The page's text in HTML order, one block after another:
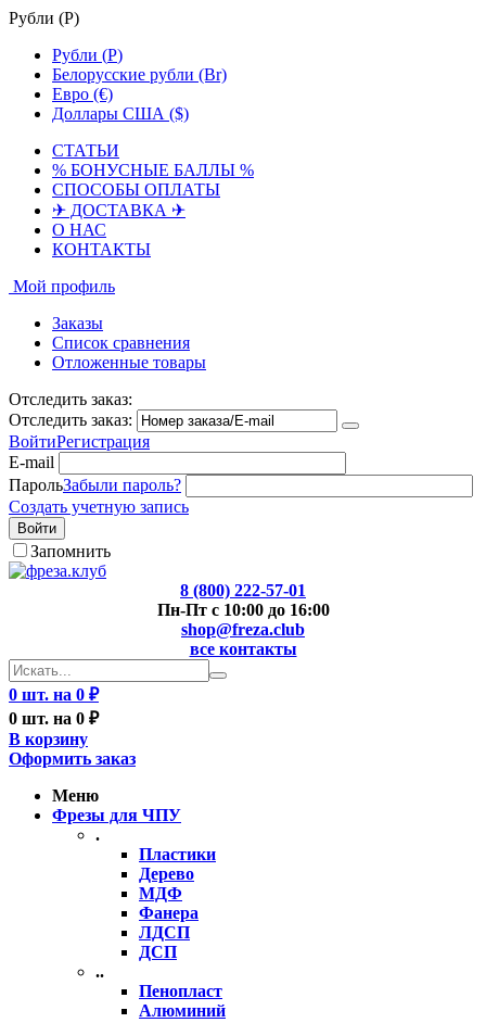
Рубли (Р)
Рубли (Р)
Белорусские рубли (Br)
Евро (€)
Доллары США ($)
СТАТЬИ
% БОНУСНЫЕ БАЛЛЫ %
СПОСОБЫ ОПЛАТЫ
✈ ДОСТАВКА ✈
О НАС
КОНТАКТЫ
Мой профиль
Заказы
Список сравнения
Отложенные товары
Отследить заказ:
Отследить заказ:
ВойтиРегистрация
E-mail
ПарольЗабыли пароль?
Создать учетную запись
Войти
Запомнить
8 (800) 222-57-01
Пн-Пт с 10:00 до 16:00
shop@freza.club
все контакты
0 шт. на 0 ₽
0 шт. на 0 ₽
В корзину
Оформить заказ
Меню
Фрезы для ЧПУ
.
Пластики
Дерево
МДФ
Фанера
ЛДСП
ДСП
..
Пенопласт
Алюминий